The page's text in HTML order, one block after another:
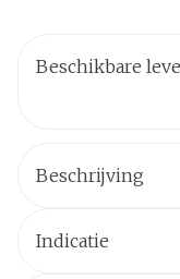
Beschikbare
Beschrijving
Indicatie